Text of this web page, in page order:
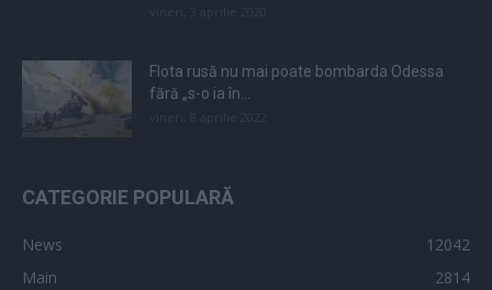
Flota rusă nu mai poate bombarda Odessa
fără „s-o ia în...
CATEGORIE POPULARĂ
News
12042
Main
2814